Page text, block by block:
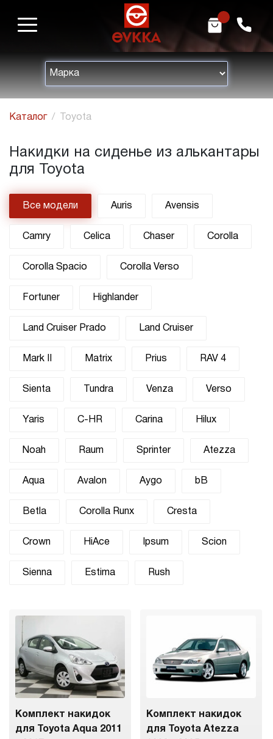
h m
Каталог Toyota
Накидки на сиденье из алькантары
для Toyota
Все модели Auris Avensis
Camry Celica Chaser Corolla
Corolla Spacio Corolla Verso
Fortuner Highlander
Land Cruiser Prado Land Cruiser
Mark II Matrix Prius RAV 4
Sienta Tundra Venza Verso
Yaris C-HR Carina Hilux
Noah Raum Sprinter Atezza
Aqua Avalon Aygo bB
Betla Corolla Runx Cresta
Crown HiAce Ipsum Scion
Sienna Estima Rush
Комплект накидок
для Toyota Aqua 2011
Комплект накидок
для Toyota Atezza